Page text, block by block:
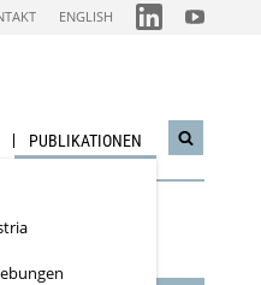
ENGLISH FOLGEN
SIE
FOLGEN
SIE
PUBLIKATIONEN